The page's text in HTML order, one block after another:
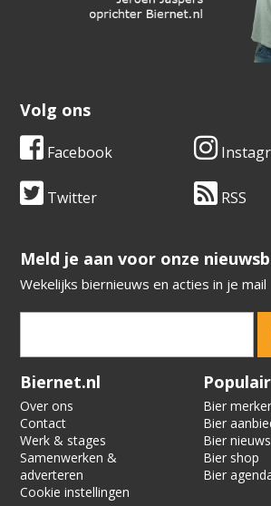
Volg ons
Facebook
Twitter RSS
​​​​​​​Meld je aan voor onze
Wekelijks biernieuws en acties in je mail
Verification code:
Biernet.nl
Over ons
Contact
Werk & stages
Samenwerken &
adverteren
Cookie instellingen
Populair
Bier
Bier
Bier nieuws
Bier shop
Bier